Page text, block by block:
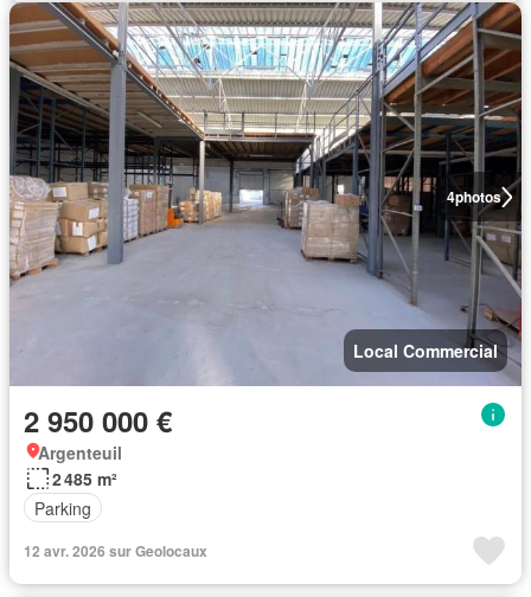
4photos
Local Commercial
2 950 000 €
Argenteuil
2 485 m²
Parking
12 avr. 2026 sur Geolocaux